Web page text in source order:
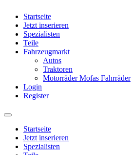
Startseite
Jetzt inserieren
Spezialisten
Teile
Fahrzeugmarkt
Autos
Traktoren
Motorräder Mofas Fahrräder
Login
Register
Startseite
Jetzt inserieren
Spezialisten